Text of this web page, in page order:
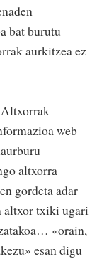
bat burutu
aurkitzea ez
web
altxorra
gordeta adar
altxor txiki ugari
«orain,
esan digu